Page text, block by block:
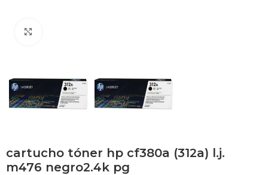
cartucho tóner hp cf380a (312a) l.j.
m476 negro2.4k pg